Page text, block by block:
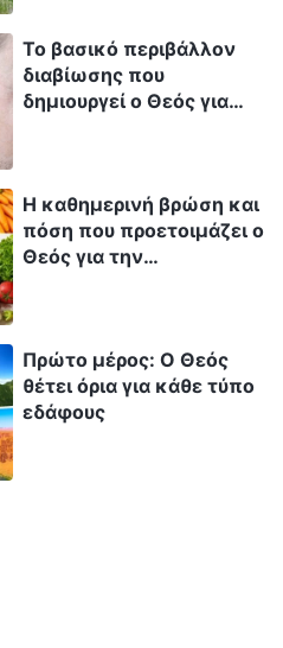
Το βασικό περιβάλλον
διαβίωσης που
δημιουργεί ο Θεός για
Η καθημερινή βρώση και
πόση που προετοιμάζει ο
Θεός για την
Πρώτο μέρος: Ο Θεός
θέτει όρια για κάθε τύπο
εδάφους